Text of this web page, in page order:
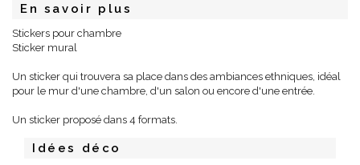
En savoir plus
Stickers pour chambre
Sticker mural
Un sticker qui trouvera sa place dans des ambiances ethniques, idéal
pour le mur d'une chambre, d'un salon ou encore d'une entrée.
Un sticker proposé dans 4 formats.
Idées déco